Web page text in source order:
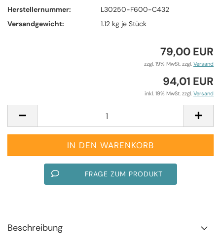
Herstellernummer:
L30250-F600-C432
Versandgewicht:
1.12 kg je Stück
79,00 EUR
zzgl. 19% MwSt. zzgl. Versand
94,01 EUR
inkl. 19% MwSt. zzgl. Versand
FRAGE ZUM PRODUKT
Beschreibung